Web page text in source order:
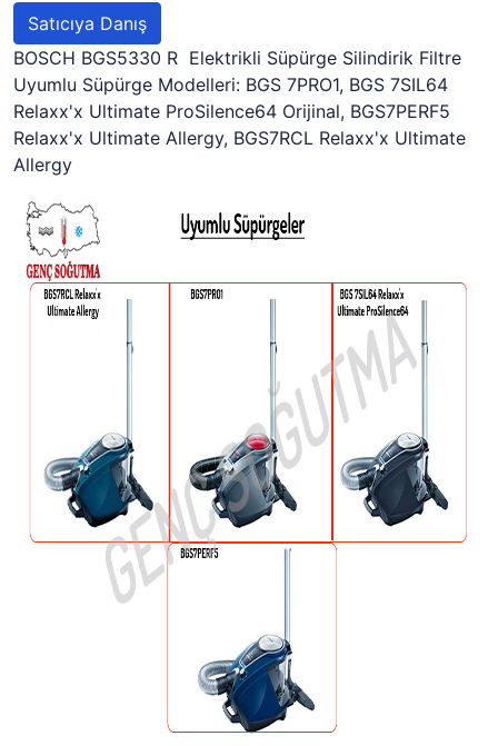
Satıcıya Danış
BOSCH BGS5330 R Elektrikli Süpürge Silindirik Filtre
Uyumlu Süpürge Modelleri: BGS 7PRO1, BGS 7SIL64
Relaxx'x Ultimate ProSilence64 Orijinal, BGS7PERF5
Relaxx'x Ultimate Allergy, BGS7RCL Relaxx'x Ultimate
Allergy